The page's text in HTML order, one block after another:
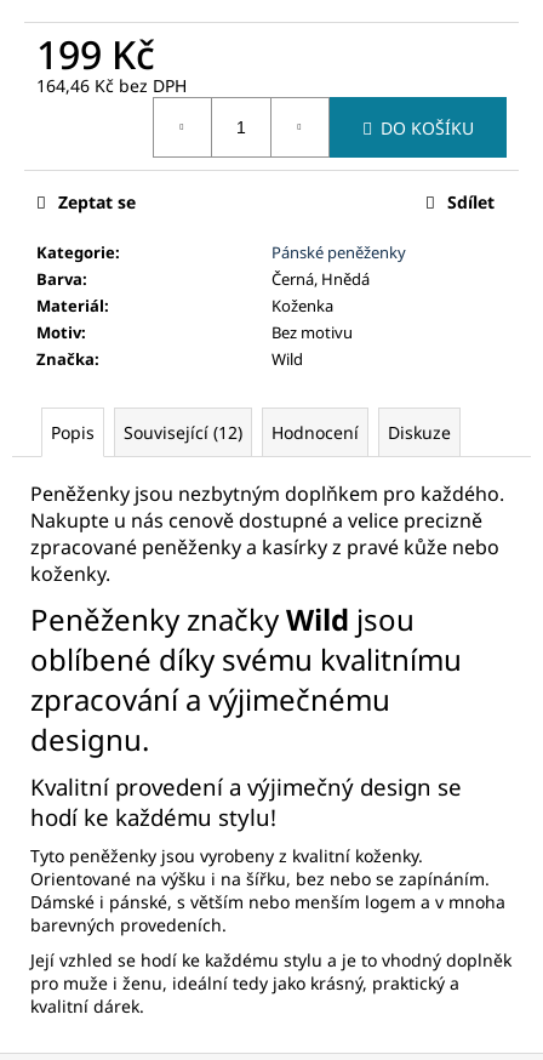
199 Kč
164,46 Kč bez DPH
DO KOŠÍKU
Kategorie:
Pánské peněženky
Barva:
Černá, Hnědá
Materiál:
Koženka
Motiv:
Bez motivu
Značka: Wild
Zeptat se Sdílet
Popis Související (12) Hodnocení Diskuze
Peněženky jsou nezbytným doplňkem pro každého.
Nakupte u nás cenově dostupné a velice precizně
zpracované peněženky a kasírky z pravé kůže nebo
koženky.
Peněženky značkyWild jsou
oblíbené díky svému kvalitnímu
zpracování a výjimečnému
designu.
Kvalitní provedení a výjimečný design se
hodí ke každému stylu!
Tyto peněženky jsou vyrobeny z kvalitní koženky.
Orientované na výšku i na šířku, bez nebo se zapínáním.
Dámské i pánské, s větším nebo menším logem a v mnoha
barevných provedeních.
Její vzhled se hodí ke každému stylu a je to vhodný doplněk
pro muže i ženu, ideální tedy jako krásný, praktický a
kvalitní dárek.
j
m